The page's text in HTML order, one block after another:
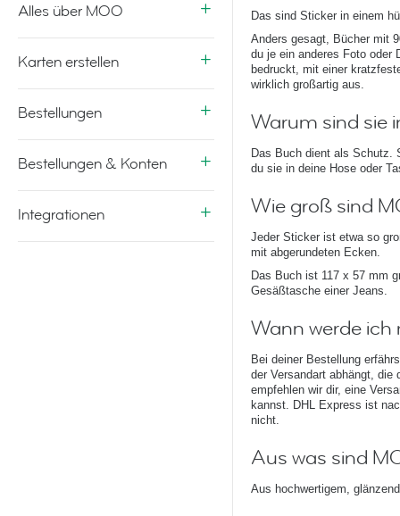
Alles über MOO
Karten erstellen
Bestellungen
Bestellungen & Konten
Integrationen
Das sind Sticker in einem
Anders gesagt, Bücher mit
du je ein anderes Foto oder
bedruckt, mit einer
wirklich großartig aus.
Warum sind sie
Das Buch dient als Schutz.
du sie in deine Hose oder
Wie groß sind
Jeder Sticker ist etwa so
mit abgerundeten Ecken.
Das Buch ist 117 x 57 mm
Gesäßtasche einer Jeans.
Wann werde ich
Bei deiner Bestellung
der Versandart abhängt,
empfehlen wir dir, eine
kannst. DHL Express ist
nicht.
Aus was sind
Aus hochwertigem,